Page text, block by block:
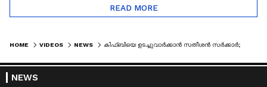
READ MORE
HOME VIDEOS NEWS
NEWS